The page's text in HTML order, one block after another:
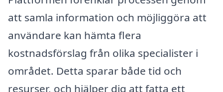
att samla information och möjliggöra att
användare kan hämta flera
kostnadsförslag från olika specialister i
området. Detta sparar både tid och
resurser, och hjälper dig att fatta ett